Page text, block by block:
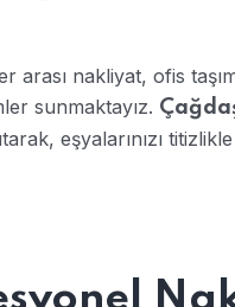
nakliyat, ofis
sunmaktayız.
eşyalarınızı